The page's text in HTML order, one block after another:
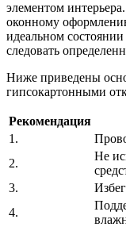
элементом
оконному
идеальном
следовать
Ниже приведены
гипсокартонными
Рекомендация
1.
2.
Не
3.
4.